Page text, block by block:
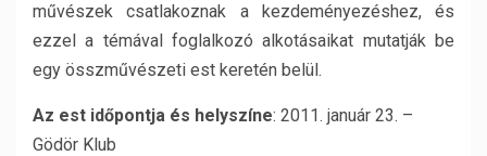
művészek csatlakoznak a kezdeményezéshez, és
ezzel a témával foglalkozó alkotásaikat mutatják be
egy összművészeti est keretén belül.
Az est időpontja és helyszíne: 2011. január 23. –
Gödör Klub